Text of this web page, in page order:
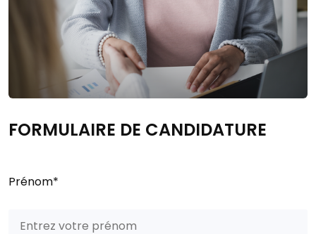
FORMULAIRE DE CANDIDATURE
Prénom*